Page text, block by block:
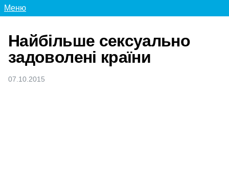
Меню
Найбільше сексуально
задоволені країни
07.10.2015